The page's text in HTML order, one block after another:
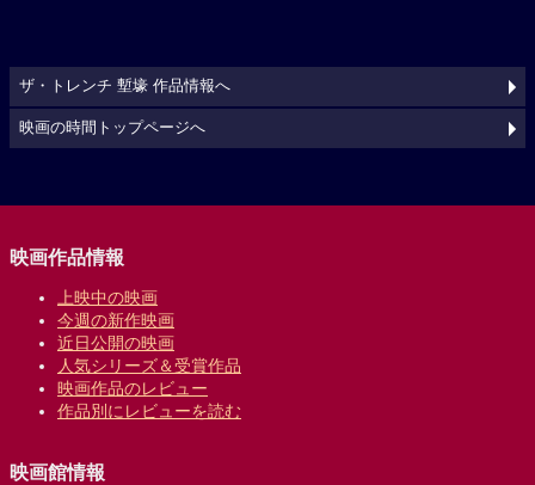
ザ・トレンチ 塹壕 作品情報へ
映画の時間トップページへ
映画作品情報
上映中の映画
今週の新作映画
近日公開の映画
人気シリーズ＆受賞作品
映画作品のレビュー
作品別にレビューを読む
映画館情報